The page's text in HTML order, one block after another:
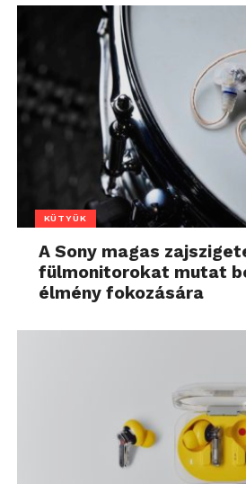
KÜTYÜK
A Sony magas
fülmonitorokat mutat
élmény fokozására